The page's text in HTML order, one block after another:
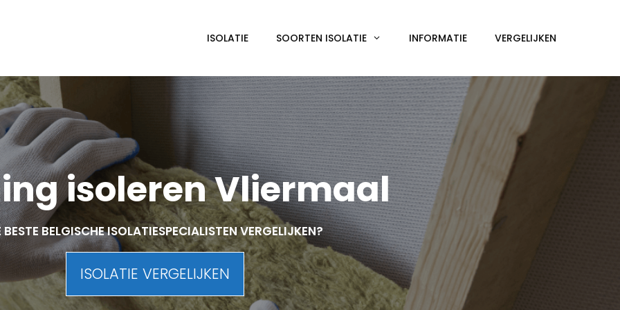
ISOLATIE SOORTEN ISOLATIE INFORMATIE VERGELIJKEN
isoleren Vliermaal
BESTE BELGISCHE ISOLATIESPECIALISTEN VERGELIJKEN?
ISOLATIE VERGELIJKEN